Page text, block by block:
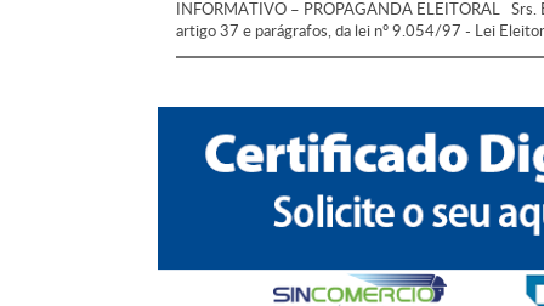
INFORMATIVO – PROPAGANDA ELEITORAL Srs.
artigo 37 e parágrafos, da lei nº 9.054/97 - Lei